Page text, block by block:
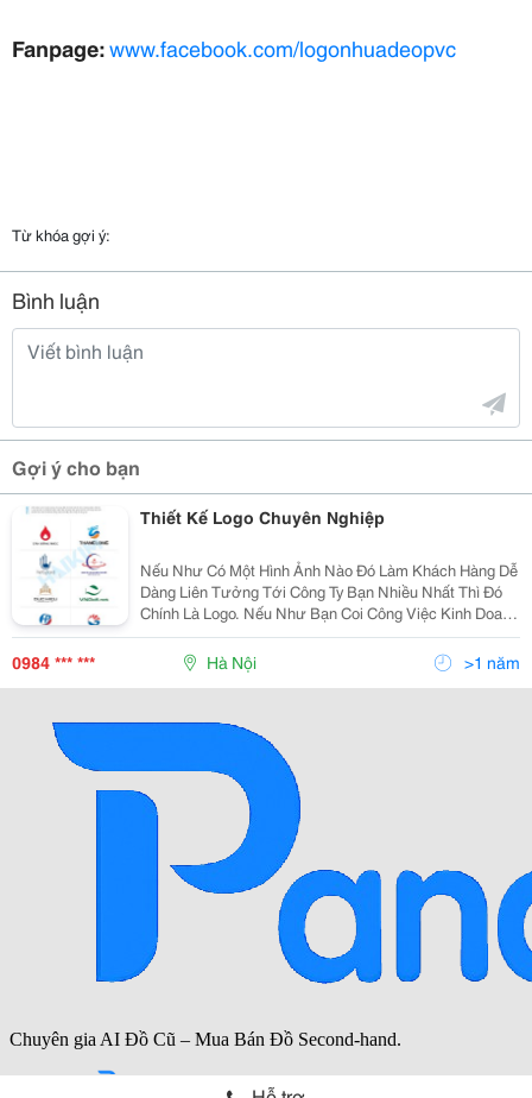
Fanpage:www.facebook.com/logonhuadeopvc
Từ khóa gợi ý:
Bình luận
Gợi ý cho bạn
Thiết Kế Logo Chuyên Nghiệp
Nếu Như Có Một Hình Ảnh Nào Đó Làm Khách Hàng Dễ
Dàng Liên Tưởng Tới Công Ty Bạn Nhiều Nhất Thì Đó
Chính Là Logo. Nếu Như Bạn Coi Công Việc Kinh Doanh
Của Mình Là Nghiêm Túc Và Chuyên Nghiệp, Bạn Hãy
Nghĩ Đến Việc Thiết Kế Logo Tương Xứng&Rdquo;
0984 *** *** Hà Nội >1 năm